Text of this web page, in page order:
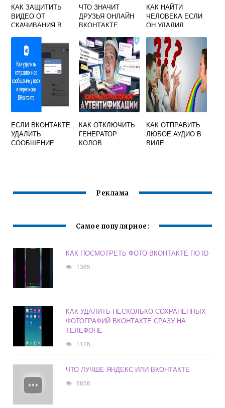
КАК ЗАЩИТИТЬ
ВИДЕО ОТ
СКАЧИВАНИЯ В
ЧТО ЗНАЧИТ
ДРУЗЬЯ ОНЛАЙН
ВКОНТАКТЕ
КАК НАЙТИ
ЧЕЛОВЕКА ЕСЛИ
ОН УДАЛИЛ
ВКОНТАКТЕ
ЕСЛИ ВКОНТАКТЕ
УДАЛИТЬ
СООБЩЕНИЕ
КАК ОТКЛЮЧИТЬ
ГЕНЕРАТОР
КОДОВ
КАК ОТПРАВИТЬ
ЛЮБОЕ АУДИО В
ВИДЕ
Реклама
Самое популярное:
КАК ПОСМОТРЕТЬ ФОТО ВКОНТАКТЕ ПО ID
1365
КАК УДАЛИТЬ НЕСКОЛЬКО СОХРАНЕННЫХ
ФОТОГРАФИЙ ВКОНТАКТЕ СРАЗУ НА
ТЕЛЕФОНЕ
1126
ЧТО ЛУЧШЕ ЯНДЕКС ИЛИ ВКОНТАКТЕ
6856